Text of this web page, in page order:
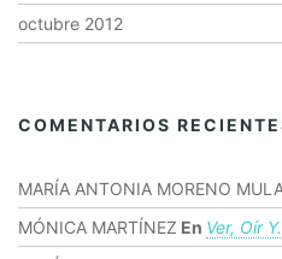
octubre 2012
COMENTARIOS
MARÍA ANTONIA MORENO
MÓNICA MARTÍNEZ En Ver, Oír